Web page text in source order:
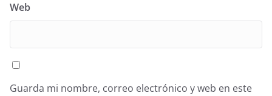
Web
Guarda mi nombre, correo electrónico y web en este